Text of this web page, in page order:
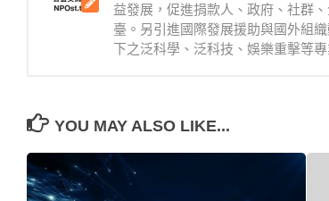
益發展，促進捐款人、政府、社群
臺。另引進國際發展援助與國外組
下之泛科學、泛科技、娛樂重擊等
YOU MAY ALSO LIKE...